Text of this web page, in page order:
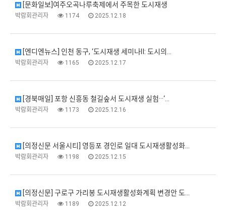
[문화일보]여주오곡나루축제에서 주목한 도시재생
박람회관리자 1174 2025.12.18
[엔디엔뉴스] 인천 동구, ‘도시재생 세미나Ⅱ: 도시의…
박람회관리자 1165 2025.12.17
[경북매일] 포항 신흥동 철길숲서 도시재생 실험···‘…
박람회관리자 1173 2025.12.16
[의정신문 서울시티] 영등포 경인로 일대 도시재생활성화…
박람회관리자 1198 2025.12.15
[의정신문] 구로구 가리봉 도시재생활성화계획 변경안 도…
박람회관리자 1189 2025.12.12